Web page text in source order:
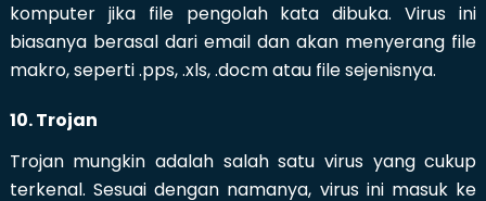
komputer jika file pengolah kata dibuka. Virus ini
biasanya berasal dari email dan akan menyerang file
makro, seperti .pps, .xls, .docm atau file sejenisnya.
10. Trojan
Trojan mungkin adalah salah satu virus yang cukup
terkenal. Sesuai dengan namanya, virus ini masuk ke